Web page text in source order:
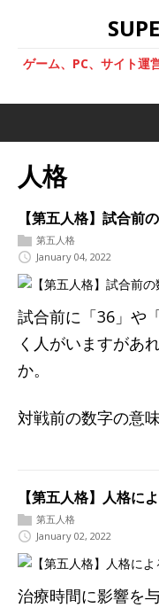
ゲーム、PC、サイト運
人格
【第五人格】試合前
第五人格
January 04, 2022
試合前に「36」や
く人がいますがあ
か。
対戦前の数字の意
【第五人格】人格に
第五人格
January 02, 2022
治療時間に影響を